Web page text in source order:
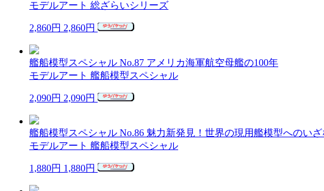
モデルアート 総ざらいシリーズ
2,860円 2,860円
艦船模型スペシャル No.87 アメリカ海軍航空母艦の100年
モデルアート 艦船模型スペシャル
2,090円 2,090円
艦船模型スペシャル No.86 魅力新発見！世界の現用艦模型へのいざ
モデルアート 艦船模型スペシャル
1,880円 1,880円